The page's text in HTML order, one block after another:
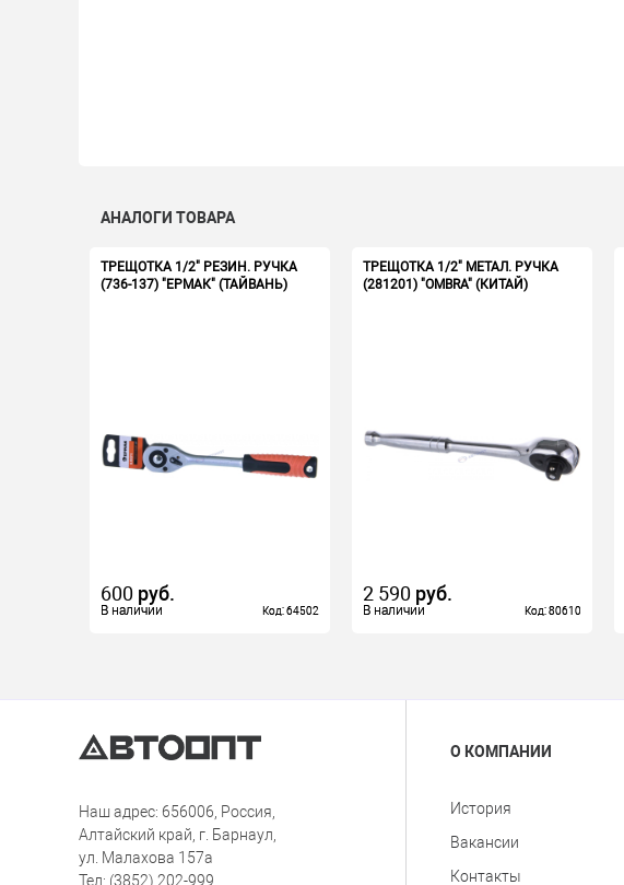
АНАЛОГИ ТОВАРА
ТРЕЩОТКА 1/2" РЕЗИН. РУЧКА
(736-137) "ЕРМАК" (ТАЙВАНЬ)
В наличии Код: 64502
600 руб.
В наличии Код: 64502
ТРЕЩОТКА 1/2" МЕТАЛ. РУЧКА
(281201) "OMBRA" (КИТАЙ)
В наличии Код: 80610
2 590 руб.
В наличии Код: 80610
Наш адрес: 656006, Россия,
Алтайский край, г. Барнаул,
ул. Малахова 157а
Тел: (3852) 202-999
О КОМПАНИИ
История
Вакансии
Контакты